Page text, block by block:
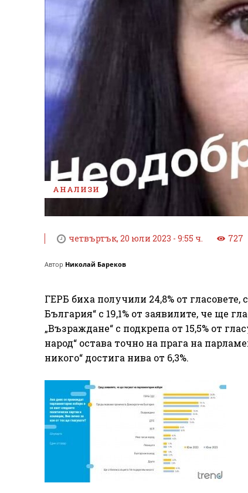
АНАЛИЗИ
четвъртък, 20 юли 2023 - 9:55 ч. 727
Автор Николай Бареков
ГЕРБ биха получили 24,8% от
България“ с 19,1% от заявилите, че ще
„Възраждане“ с подкрепа от 15,5% от
народ“ остава точно на прага на
никого“ достига нива от 6,3%.